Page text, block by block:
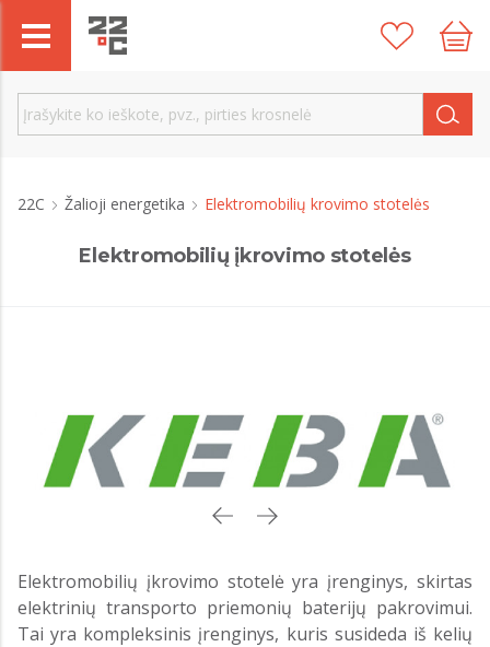
22C Žalioji energetika Elektromobilių krovimo stotelės
Elektromobilių įkrovimo stotelės
Elektromobilių įkrovimo stotelė yra įrenginys, skirtas
elektrinių transporto priemonių baterijų pakrovimui.
Tai yra kompleksinis įrenginys, kuris susideda iš kelių